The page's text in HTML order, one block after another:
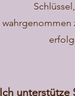
wahrgenommen
Ich unterstütze